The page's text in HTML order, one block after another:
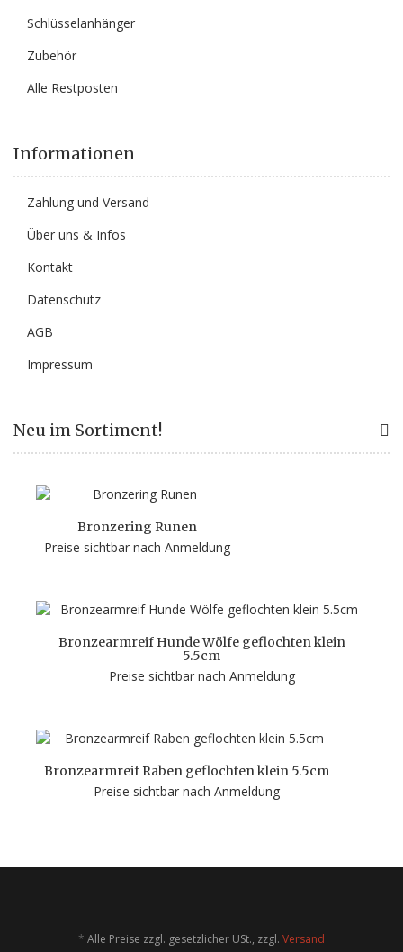
Schlüsselanhänger
Zubehör
Alle Restposten
Informationen
Zahlung und Versand
Über uns & Infos
Kontakt
Datenschutz
AGB
Impressum
Neu im Sortiment!
Bronzering Runen
Preise sichtbar nach Anmeldung
Bronzearmreif Hunde Wölfe geflochten klein
5.5cm
Preise sichtbar nach Anmeldung
Bronzearmreif Raben geflochten klein 5.5cm
Preise sichtbar nach Anmeldung
* Alle Preise zzgl. gesetzlicher USt., zzgl. Versand